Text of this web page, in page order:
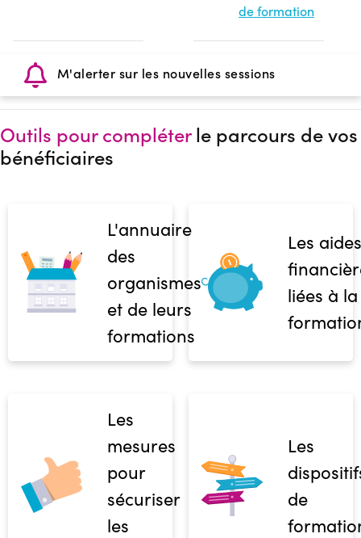
de formation
M'alerter sur les nouvelles sessions
Outils pour compléterle parcours de vos
bénéficiaires
L'annuaire
des
organismes
et de leurs
formations
Les aides
liées à la
Les
mesures
pour
sécuriser
les
Les
de